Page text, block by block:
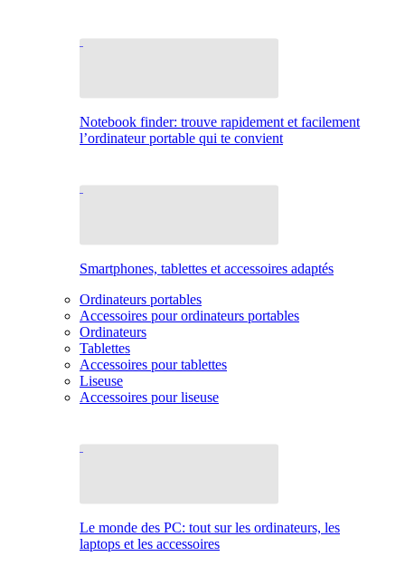
Notebook finder: trouve rapidement et facilement
l’ordinateur portable qui te convient
Smartphones, tablettes et accessoires adaptés
Ordinateurs portables
Accessoires pour ordinateurs portables
Ordinateurs
Tablettes
Accessoires pour tablettes
Liseuse
Accessoires pour liseuse
Le monde des PC: tout sur les ordinateurs, les
laptops et les accessoires